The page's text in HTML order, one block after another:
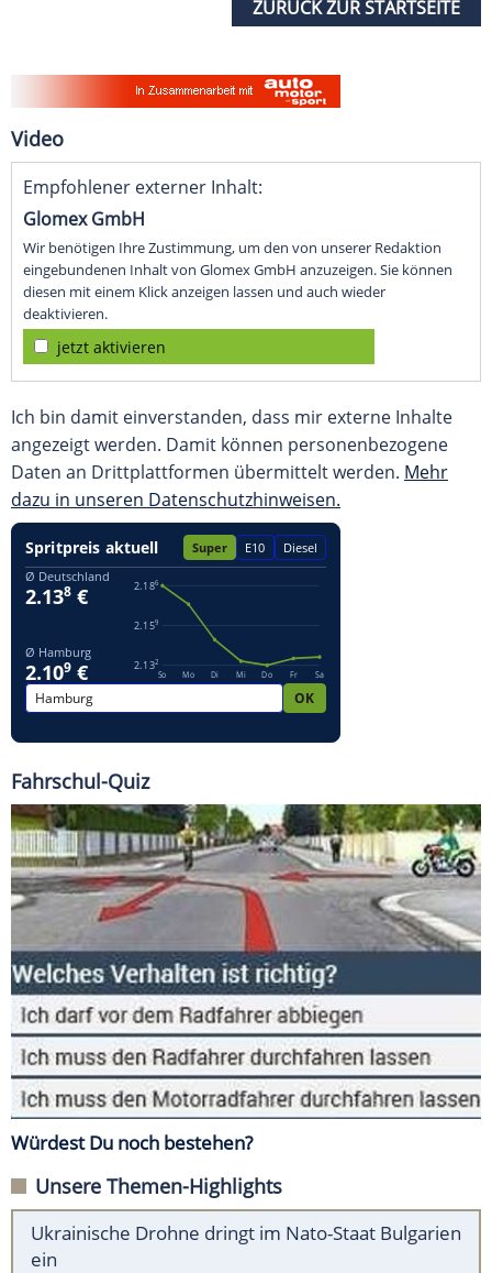
ZURÜCK ZUR STARTSEITE
Video
Empfohlener externer Inhalt:
Glomex GmbH
Wir benötigen Ihre Zustimmung, um den von unserer Redaktion
eingebundenen Inhalt von Glomex GmbH anzuzeigen. Sie können
diesen mit einem Klick anzeigen lassen und auch wieder
deaktivieren.
jetzt aktivieren
Ich bin damit einverstanden, dass mir externe Inhalte
angezeigt werden. Damit können personenbezogene
Daten an Drittplattformen übermittelt werden. Mehr
dazu in unseren Datenschutzhinweisen.
Fahrschul-Quiz
Würdest Du noch bestehen?
Unsere Themen-Highlights
Ukrainische Drohne dringt im Nato-Staat Bulgarien
ein